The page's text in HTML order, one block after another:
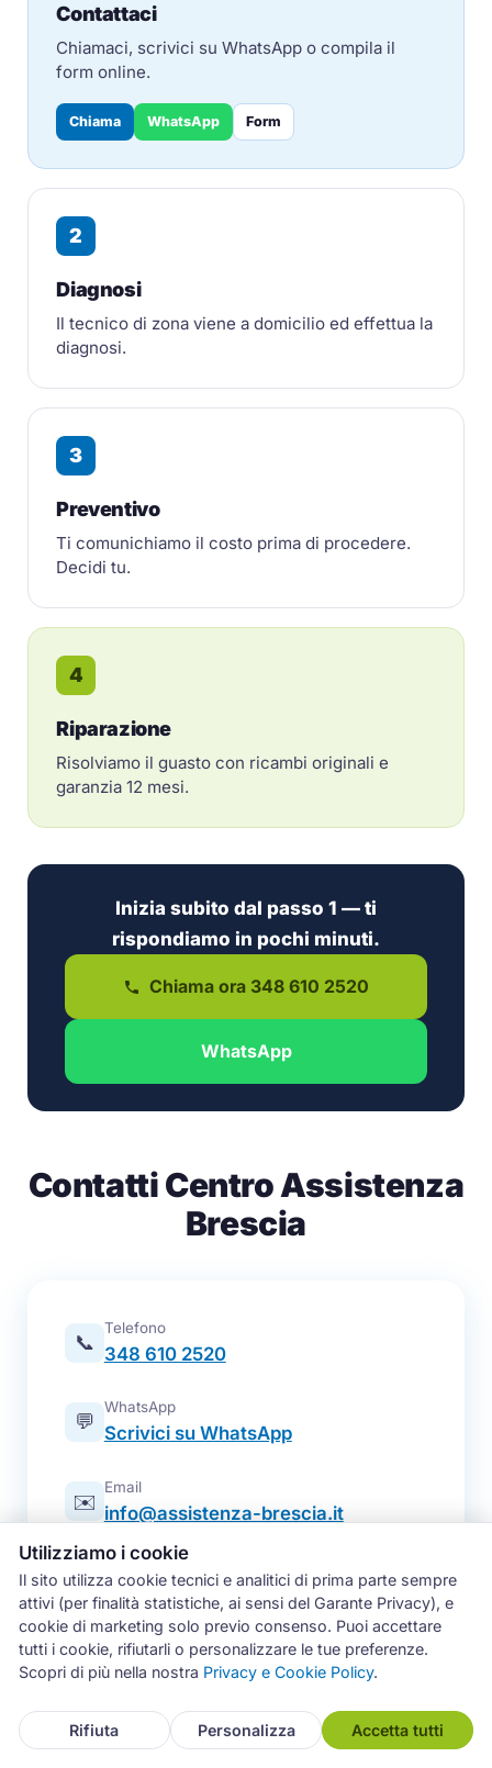
Contattaci
Chiamaci, scrivici su WhatsApp o compila il
form online.
Chiama WhatsApp Form
2
Diagnosi
Il tecnico di zona viene a domicilio ed effettua la
diagnosi.
3
Preventivo
Ti comunichiamo il costo prima di procedere.
Decidi tu.
4
Riparazione
Risolviamo il guasto con ricambi originali e
garanzia 12 mesi.
Inizia subito dal passo 1 — ti
rispondiamo in pochi minuti.
Chiama ora 348 610 2520
WhatsApp
Contatti Centro Assistenza
Brescia
📞
Telefono
348 610 2520
💬
WhatsApp
Scrivici su WhatsApp
✉️
Email
info@assistenza-brescia.it
📋
Modulo online
Prenota un intervento
📍
Zona operativa
Brescia e intera provincia — tutti i
Utilizziamo i cookie
Il sito utilizza cookie tecnici e analitici di prima parte sempre
attivi (per finalità statistiche, ai sensi del Garante Privacy), e
cookie di marketing solo previo consenso. Puoi accettare
tutti i cookie, rifiutarli o personalizzare le tue preferenze.
Scopri di più nella nostra Privacy e Cookie Policy.
Rifiuta Personalizza Accetta tutti